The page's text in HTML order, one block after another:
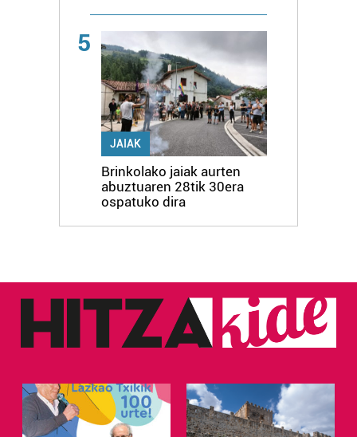
5
JAIAK
Brinkolako jaiak aurten
abuztuaren 28tik 30era
ospatuko dira